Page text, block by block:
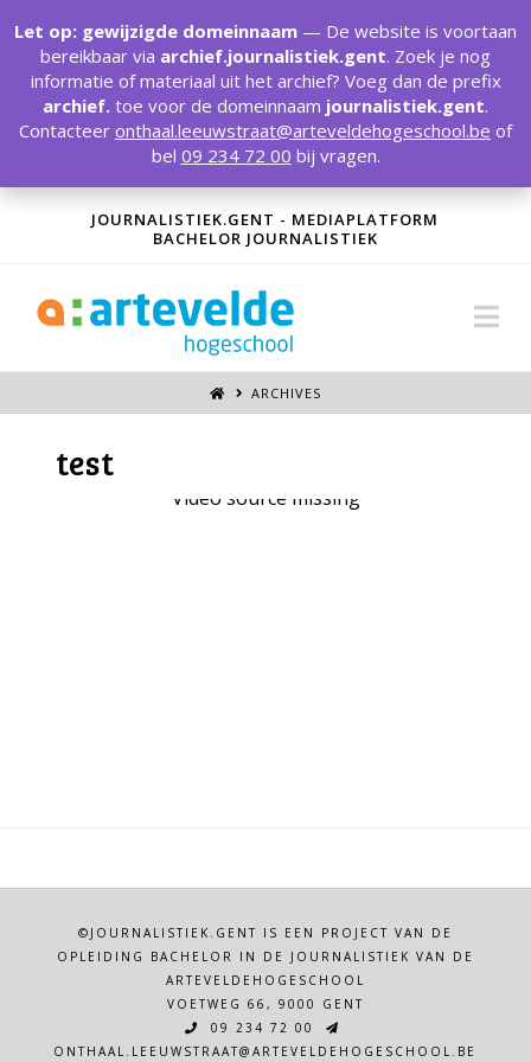
JOURNALISTIEK.GENT - MEDIAPLATFORM
BACHELOR JOURNALISTIEK
ARCHIVES
test
Video source missing
©JOURNALISTIEK.GENT IS EEN PROJECT VAN DE
OPLEIDING BACHELOR IN DE JOURNALISTIEK VAN DE
ARTEVELDEHOGESCHOOL
VOETWEG 66, 9000 GENT
09 234 72 00
ONTHAAL.LEEUWSTRAAT@ARTEVELDEHOGESCHOOL.BE
Let op: gewijzigde domeinnaam — De website is voortaan
bereikbaar via archief.journalistiek.gent. Zoek je nog
informatie of materiaal uit het archief? Voeg dan de prefix
archief. toe voor de domeinnaam journalistiek.gent.
Contacteer onthaal.leeuwstraat@arteveldehogeschool.be of
bel 09 234 72 00 bij vragen.